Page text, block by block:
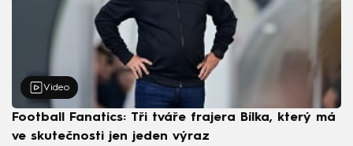
Video
Football Fanatics: Tři tváře frajera Bílka, který má
ve skutečnosti jen jeden výraz